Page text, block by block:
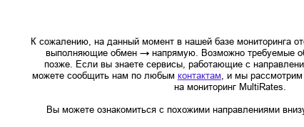
К сожалению, на данный момент в нашей базе мониторинга
выполняющие обмен → напрямую. Возможно требуемые
позже. Если вы знаете сервисы, работающие с
можете сообщить нам по любым контактам, и мы рассмотрим
на мониторинг MultiRates.
Вы можете ознакомиться с похожими направлениями